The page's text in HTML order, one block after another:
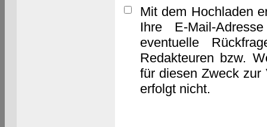
Mit dem Hochladen
Ihre E-Mail-
eventuelle
Redakteuren bzw.
für diesen Zweck zur
erfolgt nicht.